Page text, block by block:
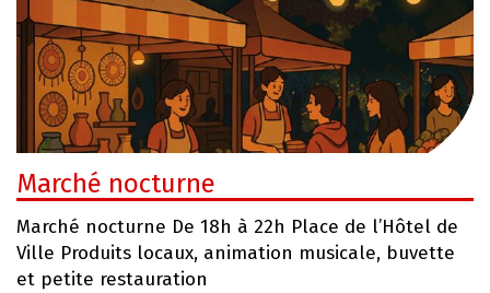
Marché nocturne
Marché nocturne De 18h à 22h Place de l’Hôtel de
Ville Produits locaux, animation musicale, buvette
et petite restauration